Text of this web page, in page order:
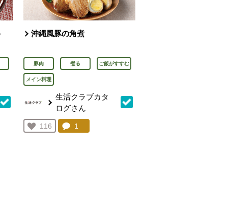
沖縄風豚の角煮
豚肉 煮る ご飯がすすむ
メイン料理
生活クラブカタ
ログさん
お気に入り登録：
116
人が登録
コメント：
1